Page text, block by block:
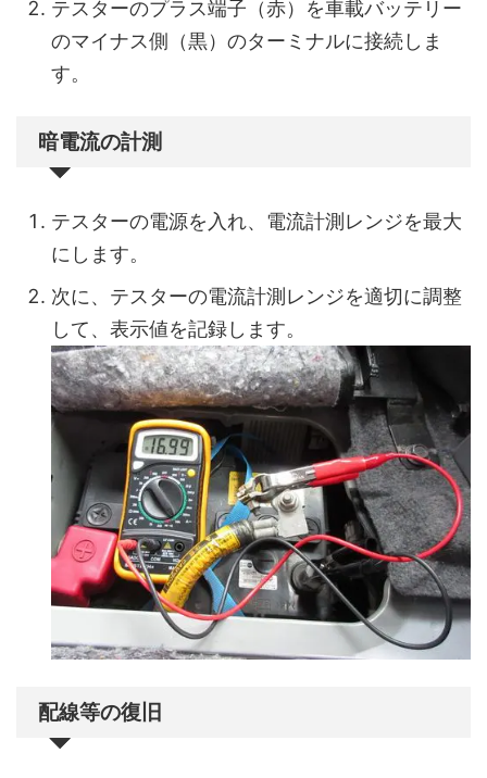
テスターのプラス端子（赤）を車載バッテリー
のマイナス側（黒）のターミナルに接続しま
す。
暗電流の計測
テスターの電源を入れ、電流計測レンジを最大
にします。
次に、テスターの電流計測レンジを適切に調整
して、表示値を記録します。
配線等の復旧